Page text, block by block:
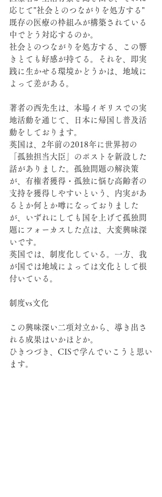
応じて"社会とのつながりを処方する"
既存の医療の枠組みが構築されている
中でどう対応するのか。
社会とのつながりを処方する、この響
きとても好感が持てる。それを、即実
践に生かせる環境かどうかは、地域に
よって差がある。
著者の西先生は、本場イギリスでの実
地活動を通じて、日本に帰国し普及活
動をしております。
英国は、2年前の2018年に世界初の
「孤独担当大臣」のポストを新設した
話がありました。孤独問題の解決策
が、有権者獲得・孤独に悩む高齢者の
支持を獲得しやすいという、内実があ
るとか何とか噂になっておりました
が、いずれにしても国を上げて孤独問
題にフォーカスした点は、大変興味深
いです。
英国では、制度化している。一方、我
が国では地域によっては文化として根
付いている。
制度vs文化
この興味深い二項対立から、導き出さ
れる成果はいかほどか。
ひきつづき、CISで学んでいこうと思い
ます。